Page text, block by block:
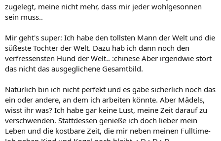
zugelegt, meine nicht mehr, dass mir jeder wohlgesonnen
sein muss..
Mir geht's super: Ich habe den tollsten Mann der Welt und die
süßeste Tochter der Welt. Dazu hab ich dann noch den
verfressensten Hund der Welt.. :chinese Aber irgendwie stört
das nicht das ausgeglichene Gesamtbild.
Natürlich bin ich nicht perfekt und es gäbe sicherlich noch das
ein oder andere, an dem ich arbeiten könnte. Aber Mädels,
wisst ihr was? Ich habe gar keine Lust, meine Zeit darauf zu
verschwenden. Stattdessen genieße ich doch lieber mein
Leben und die kostbare Zeit, die mir neben meinen Fulltime-